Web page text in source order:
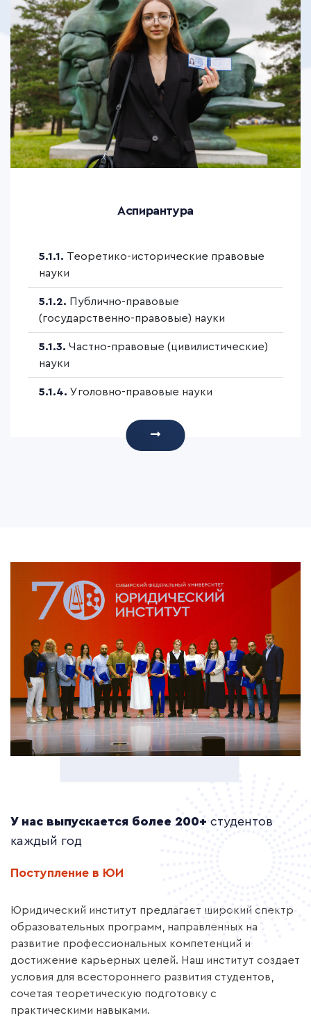
Аспирантура
5.1.1. Теоретико-исторические правовые
науки
5.1.2. Публично-правовые
(государственно-правовые) науки
5.1.3. Частно-правовые (цивилистические)
науки
5.1.4. Уголовно-правовые науки
У нас выпускается более 200+ студентов
каждый год
Поступление в ЮИ
Юридический институт предлагает широкий спектр
образовательных программ, направленных на
развитие профессиональных компетенций и
достижение карьерных целей. Наш институт создает
условия для всестороннего развития студентов,
сочетая теоретическую подготовку с
практическими навыками.